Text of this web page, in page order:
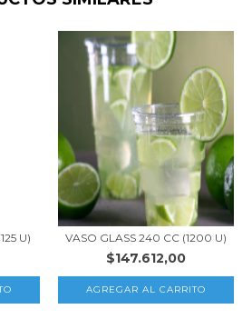
U) VASO GLASS 240 CC (1200 U)
$147.612,00